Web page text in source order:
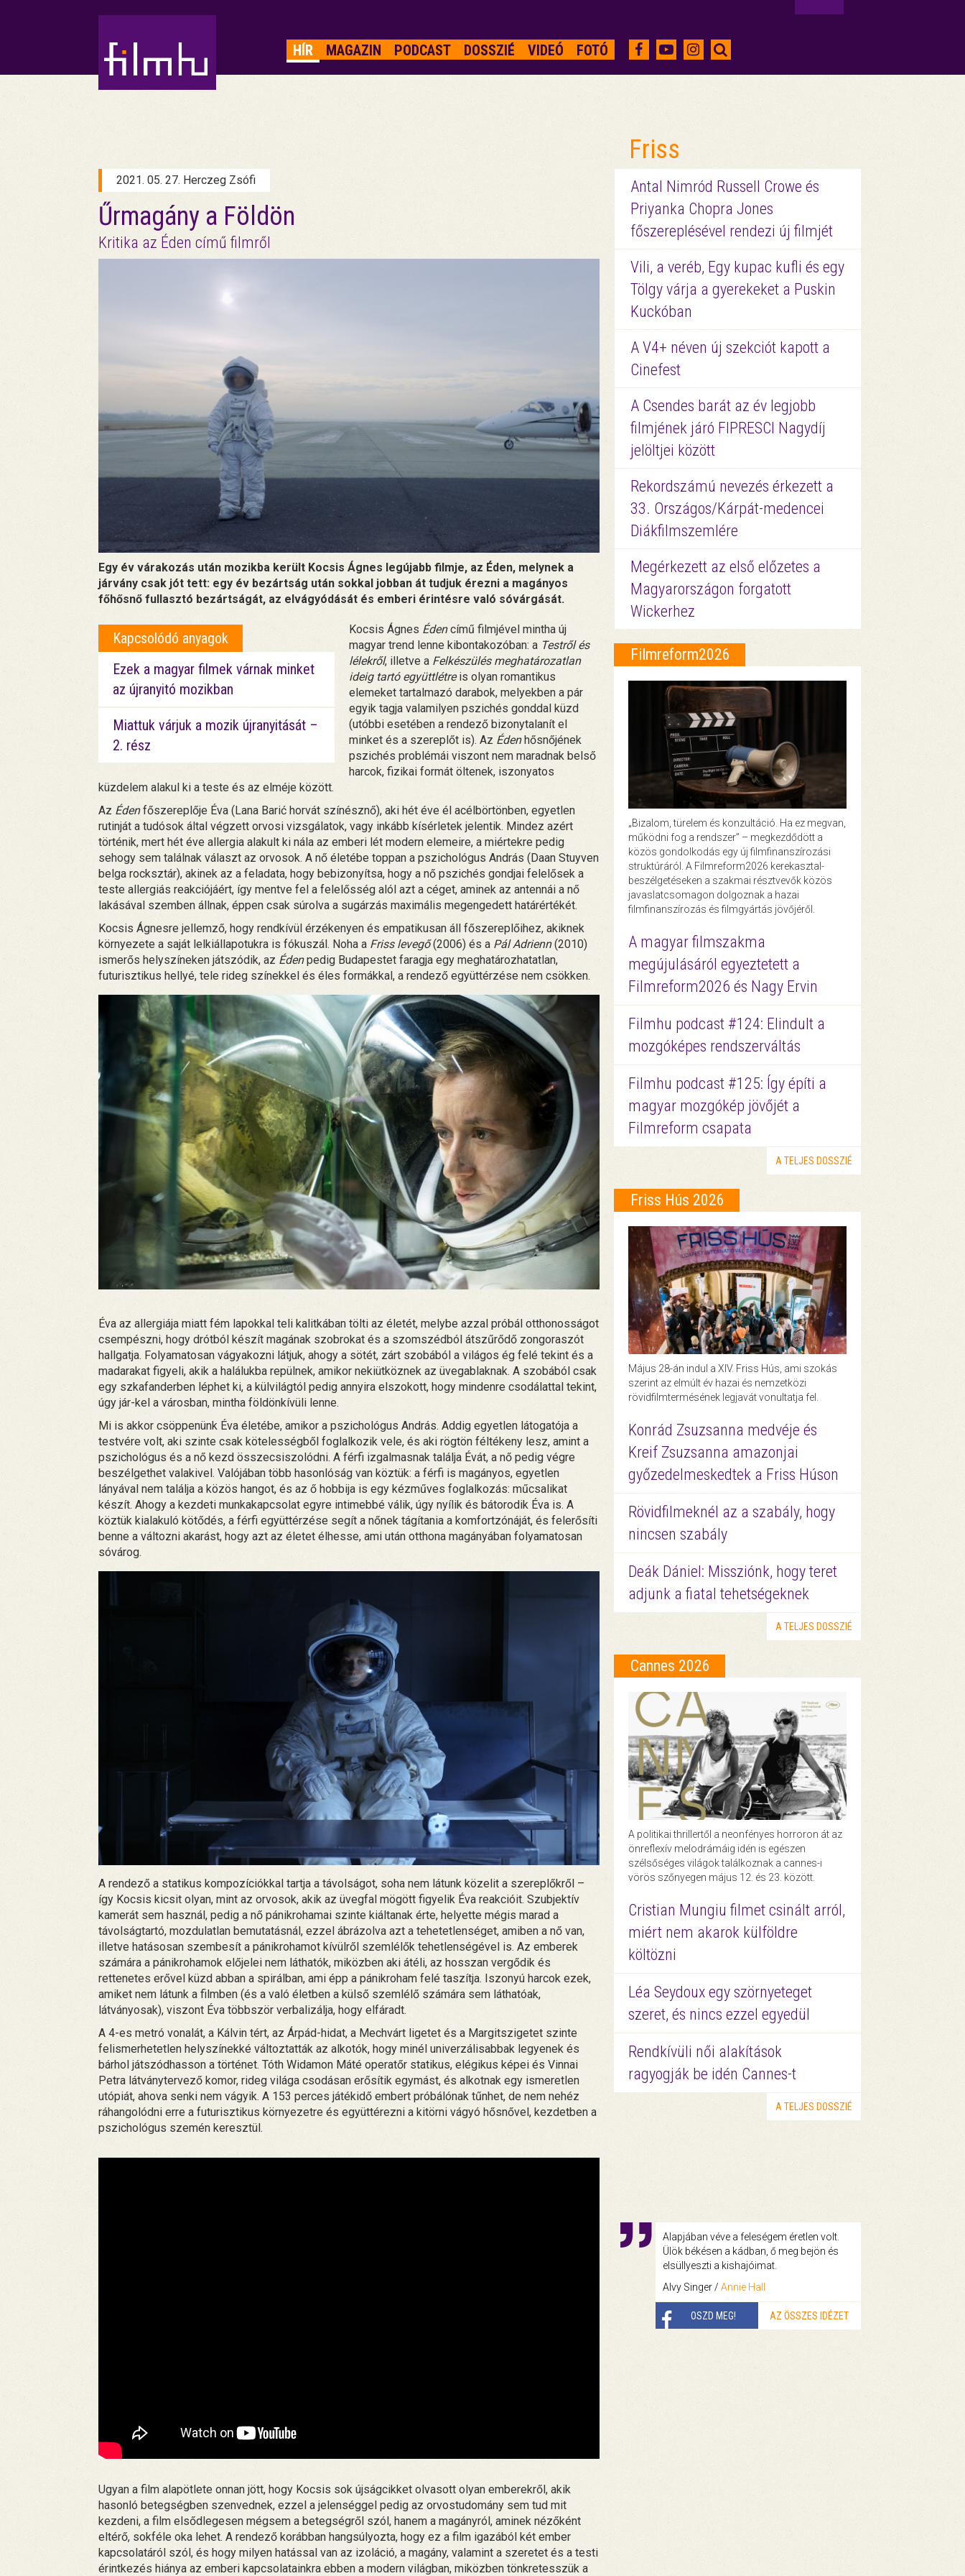
HÍR MAGAZIN PODCAST DOSSZIÉ VIDEÓ FOTÓ
2021. 05. 27. Herczeg Zsófi
Űrmagány a Földön
Kritika az Éden című filmről
Egy év várakozás után mozikba került Kocsis Ágnes legújabb filmje, az Éden, melynek a
járvány csak jót tett: egy év bezártság után sokkal jobban át tudjuk érezni a magányos
főhősnő fullasztó bezártságát, az elvágyódását és emberi érintésre való sóvárgását.
Kapcsolódó anyagok
Ezek a magyar filmek várnak minket
az újranyitó mozikban
Miattuk várjuk a mozik újranyitását –
2. rész
Kocsis Ágnes Édencímű filmjével mintha új
magyar trend lenne kibontakozóban: a Testről és
lélekről, illetve a Felkészülés meghatározatlan
ideig tartó együttlétreis olyan romantikus
elemeket tartalmazó darabok, melyekben a pár
egyik tagja valamilyen pszichés gonddal küzd
(utóbbi esetében a rendező bizonytalanít el
minket és a szereplőt is). Az Édenhősnőjének
pszichés problémái viszont nem maradnak belső
harcok, fizikai formát öltenek, iszonyatos
küzdelem alakul ki a teste és az elméje között.
Az Édenfőszereplője Éva (Lana Barić horvát színésznő), aki hét éve él acélbörtönben, egyetlen
rutinját a tudósok által végzett orvosi vizsgálatok, vagy inkább kísérletek jelentik. Mindez azért
történik, mert hét éve allergia alakult ki nála az emberi lét modern elemeire, a miértekre pedig
sehogy sem találnak választ az orvosok. A nő életébe toppan a pszichológus András (Daan Stuyven
belga rocksztár), akinek az a feladata, hogy bebizonyítsa, hogy a nő pszichés gondjai felelősek a
teste allergiás reakciójáért, így mentve fel a felelősség alól azt a céget, aminek az antennái a nő
lakásával szemben állnak, éppen csak súrolva a sugárzás maximális megengedett határértékét.
Kocsis Ágnesre jellemző, hogy rendkívül érzékenyen és empatikusan áll főszereplőihez, akiknek
környezete a saját lelkiállapotukra is fókuszál. Noha a Friss levegő(2006) és a Pál Adrienn(2010)
ismerős helyszíneken játszódik, az Édenpedig Budapestet faragja egy meghatározhatatlan,
futurisztikus hellyé, tele rideg színekkel és éles formákkal, a rendező együttérzése nem csökken.
Éva az allergiája miatt fém lapokkal teli kalitkában tölti az életét, melybe azzal próbál otthonosságot
csempészni, hogy drótból készít magának szobrokat és a szomszédból átszűrődő zongoraszót
hallgatja. Folyamatosan vágyakozni látjuk, ahogy a sötét, zárt szobából a világos ég felé tekint és a
madarakat figyeli, akik a halálukba repülnek, amikor nekiütköznek az üvegablaknak. A szobából csak
egy szkafanderben léphet ki, a külvilágtól pedig annyira elszokott, hogy mindenre csodálattal tekint,
úgy jár-kel a városban, mintha földönkívüli lenne.
Mi is akkor csöppenünk Éva életébe, amikor a pszichológus András. Addig egyetlen látogatója a
testvére volt, aki szinte csak kötelességből foglalkozik vele, és aki rögtön féltékeny lesz, amint a
pszichológus és a nő kezd összecsiszolódni. A férfi izgalmasnak találja Évát, a nő pedig végre
beszélgethet valakivel. Valójában több hasonlóság van köztük: a férfi is magányos, egyetlen
lányával nem találja a közös hangot, és az ő hobbija is egy kézműves foglalkozás: műcsalikat
készít. Ahogy a kezdeti munkakapcsolat egyre intimebbé válik, úgy nyílik és bátorodik Éva is. A
köztük kialakuló kötődés, a férfi együttérzése segít a nőnek tágítania a komfortzónáját, és felerősíti
benne a változni akarást, hogy azt az életet élhesse, ami után otthona magányában folyamatosan
sóvárog.
A rendező a statikus kompozíciókkal tartja a távolságot, soha nem látunk közelit a szereplőkről –
így Kocsis kicsit olyan, mint az orvosok, akik az üvegfal mögött figyelik Éva reakcióit. Szubjektív
kamerát sem használ, pedig a nő pánikrohamai szinte kiáltanak érte, helyette mégis marad a
távolságtartó, mozdulatlan bemutatásnál, ezzel ábrázolva azt a tehetetlenséget, amiben a nő van,
illetve hatásosan szembesít a pánikrohamot kívülről szemlélők tehetlenségével is. Az emberek
számára a pánikrohamok előjelei nem láthatók, miközben aki átéli, az hosszan vergődik és
rettenetes erővel küzd abban a spirálban, ami épp a pánikroham felé taszítja. Iszonyú harcok ezek,
amiket nem látunk a filmben (és a való életben a külső szemlélő számára sem láthatóak,
látványosak), viszont Éva többször verbalizálja, hogy elfáradt.
A 4-es metró vonalát, a Kálvin tért, az Árpád-hidat, a Mechvárt ligetet és a Margitszigetet szinte
felismerhetetlen helyszínekké változtatták az alkotók, hogy minél univerzálisabbak legyenek és
bárhol játszódhasson a történet. Tóth Widamon Máté operatőr statikus, elégikus képei és Vinnai
Petra látványtervező komor, rideg világa csodásan erősítik egymást, és alkotnak egy ismeretlen
utópiát, ahova senki nem vágyik. A 153 perces játékidő embert próbálónak tűnhet, de nem nehéz
ráhangolódni erre a futurisztikus környezetre és együttérezni a kitörni vágyó hősnővel, kezdetben a
pszichológus szemén keresztül.
Ugyan a film alapötlete onnan jött, hogy Kocsis sok újságcikket olvasott olyan emberekről, akik
hasonló betegségben szenvednek, ezzel a jelenséggel pedig az orvostudomány sem tud mit
kezdeni, a film elsődlegesen mégsem a betegségről szól, hanem a magányról, aminek nézőként
eltérő, sokféle oka lehet. A rendező korábban hangsúlyozta, hogy ez a film igazából két ember
kapcsolatáról szól, és hogy milyen hatással van az izoláció, a magány, valamint a szeretet és a testi
érintkezés hiánya az emberi kapcsolatainkra ebben a modern világban, miközben tönkretesszük a
Friss
Antal Nimród Russell Crowe és
Priyanka Chopra Jones
főszereplésével rendezi új filmjét
Vili, a veréb, Egy kupac kufli és egy
Tölgy várja a gyerekeket a Puskin
Kuckóban
A V4+ néven új szekciót kapott a
Cinefest
A Csendes barát az év legjobb
filmjének járó FIPRESCI Nagydíj
jelöltjei között
Rekordszámú nevezés érkezett a
33. Országos/Kárpát-medencei
Diákfilmszemlére
Megérkezett az első előzetes a
Magyarországon forgatott
Wickerhez
Filmreform2026
„Bizalom, türelem és konzultáció. Ha ez megvan,
működni fog a rendszer” – megkezdődött a
közös gondolkodás egy új filmfinanszírozási
struktúráról. A Filmreform2026 kerekasztal-
beszélgetéseken a szakmai résztvevők közös
javaslatcsomagon dolgoznak a hazai
filmfinanszírozás és filmgyártás jövőjéről.
A magyar filmszakma
megújulásáról egyeztetett a
Filmreform2026 és Nagy Ervin
Filmhu podcast #124: Elindult a
mozgóképes rendszerváltás
Filmhu podcast #125: Így építi a
magyar mozgókép jövőjét a
Filmreform csapata
A TELJES DOSSZIÉ
Friss Hús 2026
Május 28-án indul a XIV. Friss Hús, ami szokás
szerint az elmúlt év hazai és nemzetközi
rövidfilmtermésének legjavát vonultatja fel.
Konrád Zsuzsanna medvéje és
Kreif Zsuzsanna amazonjai
győzedelmeskedtek a Friss Húson
Rövidfilmeknél az a szabály, hogy
nincsen szabály
Deák Dániel: Missziónk, hogy teret
adjunk a fiatal tehetségeknek
A TELJES DOSSZIÉ
Cannes 2026
A politikai thrillertől a neonfényes horroron át az
önreflexív melodrámáig idén is egészen
szélsőséges világok találkoznak a cannes-i
vörös szőnyegen május 12. és 23. között.
Cristian Mungiu filmet csinált arról,
miért nem akarok külföldre
költözni
Léa Seydoux egy szörnyeteget
szeret, és nincs ezzel egyedül
Rendkívüli női alakítások
ragyogják be idén Cannes-t
A TELJES DOSSZIÉ
Alapjában véve a feleségem éretlen volt.
Ülök békésen a kádban, ő meg bejön és
elsüllyeszti a kishajóimat.
Alvy Singer / Annie Hall
OSZD MEG! AZ ÖSSZES IDÉZET